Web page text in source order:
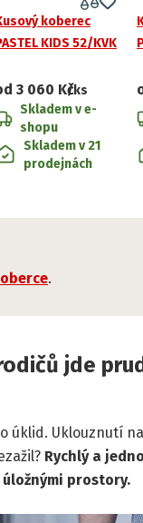
koberec
KIDS 52/KVK
3 060 Kč/ks
Skladem v e-
shopu
Skladem v 21
prodejnách
.
jde
úklid. Uklouznutí
Rychlý a
prostory.